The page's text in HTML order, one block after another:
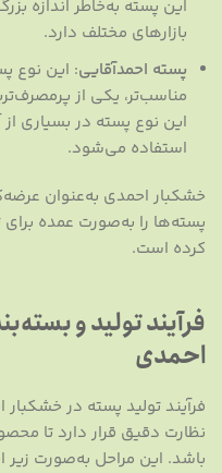
این پسته به‌خاطر اندازه
بازارهای مختلف دارد.
پسته احمدآقایی: این نوع
مناسب‌تر، یکی از
این نوع پسته در بسیاری
استفاده می‌شود.
خشکبار احمدی به‌عنوان
پسته‌ها را به‌صورت عمده
کرده است.
فرآیند تولید و
احمدی
فرآیند تولید پسته در
نظارت دقیق قرار دارد تا
باشد. این مراحل به‌صورت